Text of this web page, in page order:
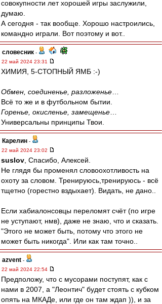
совокупности лет хорошей игры заслужили,
думаю.
А сегодня - так вообще. Хорошо настроились,
командно играли. Вот поэтому и вот..
словесник -
22 май 2024 23:31
ХИМИЯ, 5-СТОПНЫЙ ЯМБ :-)
Обмен, соединенье, разложенье
Всё то же и в футбольном бытии.
Горенье, окисленье, замещенье
Универсальны принципы Твои.
Карелин -
22 май 2024 23:02
suslov , Спасибо, Алексей.
Не глядя бы променял словоохотливость на
охоту за словом. Тренируюсь,тренируюсь - всё
тщетно (горестно вздыхает). Видать, не дано..
Если хабиалонсовцы переломят счёт (по игре
не уступают, нмв), даже не знаю, что и сказать.
"Этого не может быть, потому что этого не
может быть никогда". Или как там точно..
azvent -
22 май 2024 22:54
Предположу, что с мусорами поступят, как с
нами в 2007, а "Леонтич" будет стоять с кубком
опять на МКАДе, или где он там ждап )), и за